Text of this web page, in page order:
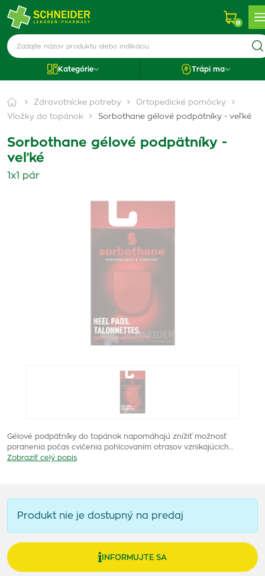
0
Kategórie Trápi ma
Zdravotnícke potreby
Ortopedické pomôcky
Vložky do topánok
Sorbothane gélové podpätníky - veľké
Sorbothane gélové podpätníky -
veľké
1x1 pár
Gélové podpätníky do topánok napomáhajú znížiť možnosť
poranenia počas cvičenia pohlcovaním otrasov vznikajúcich…
Zobraziť celý popis
Produkt nie je dostupný na predaj
INFORMUJTE SA